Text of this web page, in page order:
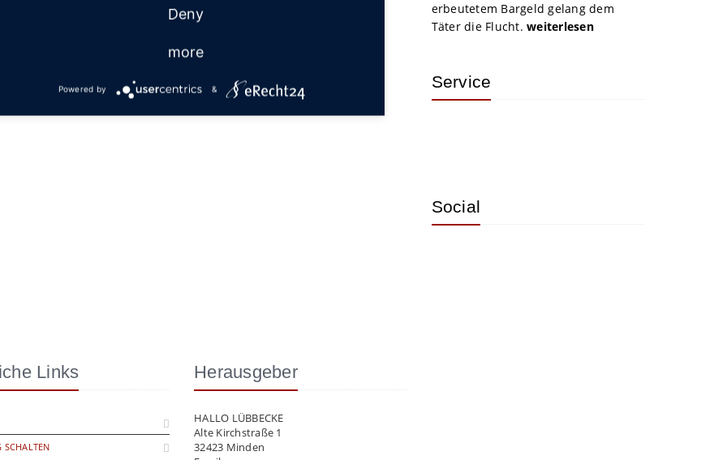
erbeutetem Bargeld gelang dem
Täter die Flucht. weiterlesen
Service
Social
Links
SCHALTEN
Herausgeber
HALLO LÜBBECKE
Alte Kirchstraße 1
32423 Minden
Deny
more
Powered by &